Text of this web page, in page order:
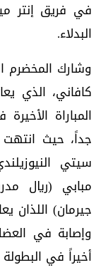
البدلاء.
وشارك المخضرم
كافاني، الذي
المباراة
جداً، حيث انتهت
سيتي
مبابي (ريال
جيرمان) اللذان
وإصابة في
أخيراً في البطولة